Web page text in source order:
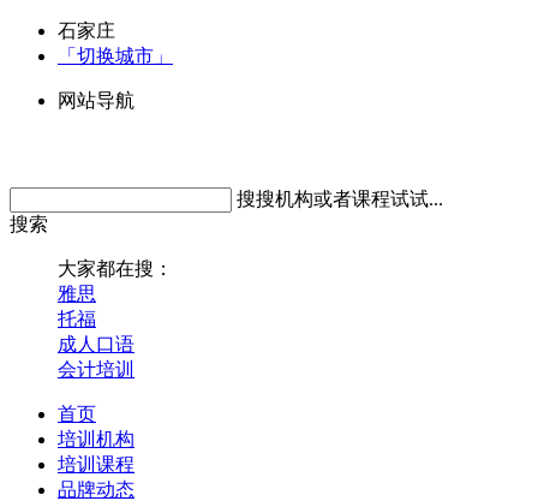
石家庄
「切换城市」
网站导航
搜搜机构或者课程试试...
搜索
大家都在搜：
雅思
托福
成人口语
会计培训
首页
培训机构
培训课程
品牌动态